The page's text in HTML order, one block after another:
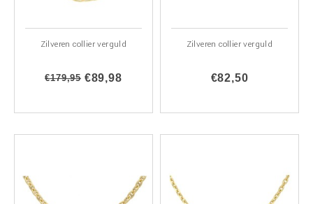
Zilveren collier verguld
€179,95 €89,98
Zilveren collier verguld
€82,50